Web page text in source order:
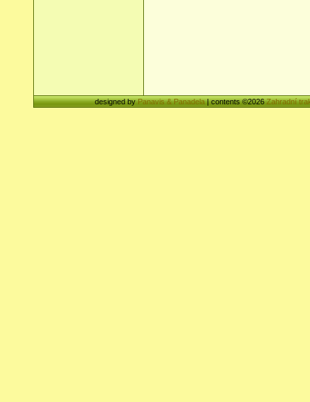
designed byPanavis & Panadela| contents ©2026Zahradní